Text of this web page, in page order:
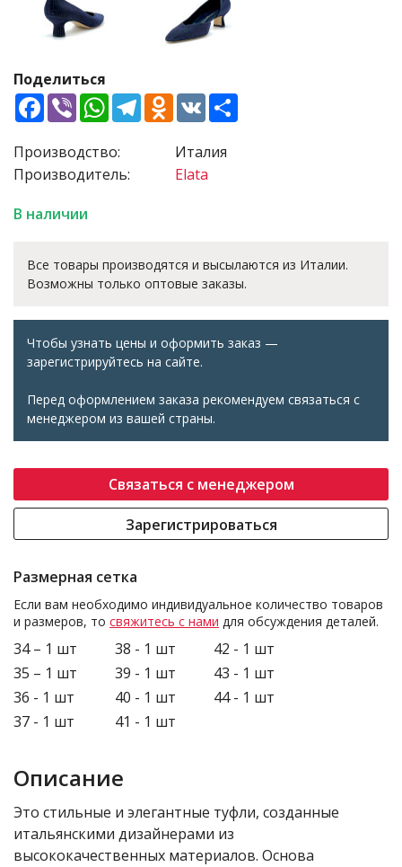
Поделиться
Facebook
ViberWhatsApp
TelegramOdnoklassniki
VK
Производство:
Производитель:
Италия
Elata
В наличии
Все товары производятся и высылаются из Италии.
Возможны только оптовые заказы.
Чтобы узнать цены и оформить заказ —
зарегистрируйтесь на сайте.
Перед оформлением заказа рекомендуем связаться с
менеджером из вашей страны.
Связаться с менеджером
Зарегистрироваться
Размерная сетка
Если вам необходимо индивидуальное количество товаров
и размеров, то свяжитесь с нами для обсуждения деталей.
34 – 1 шт
35 – 1 шт
36 - 1 шт
37 - 1 шт
38 - 1 шт
39 - 1 шт
40 - 1 шт
41 - 1 шт
42 - 1 шт
43 - 1 шт
44 - 1 шт
Описание
Это стильные и элегантные туфли, созданные
итальянскими дизайнерами из
высококачественных материалов. Основа